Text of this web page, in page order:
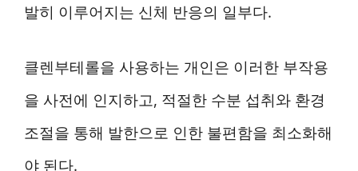
발히 이루어지는 신체 반응의 일부다.
클렌부테롤을 사용하는 개인은 이러한 부작용
을 사전에 인지하고, 적절한 수분 섭취와 환경
조절을 통해 발한으로 인한 불편함을 최소화해
야 된다.